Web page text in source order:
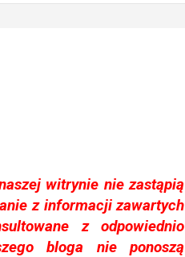
witrynie nie zastąpią
z informacji zawartych
z odpowiednio
bloga nie ponoszą